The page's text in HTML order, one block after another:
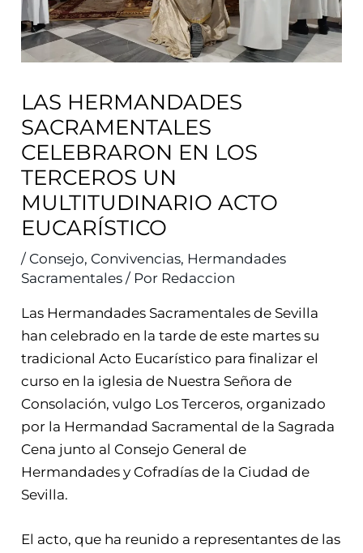
LAS HERMANDADES
SACRAMENTALES
CELEBRARON EN LOS
TERCEROS UN
MULTITUDINARIO ACTO
EUCARÍSTICO
/ Consejo, Convivencias, Hermandades
Sacramentales / Por Redaccion
Las Hermandades Sacramentales de Sevilla
han celebrado en la tarde de este martes su
tradicional Acto Eucarístico para finalizar el
curso en la iglesia de Nuestra Señora de
Consolación, vulgo Los Terceros, organizado
por la Hermandad Sacramental de la Sagrada
Cena junto al Consejo General de
Hermandades y Cofradías de la Ciudad de
Sevilla.
El acto, que ha reunido a representantes de las